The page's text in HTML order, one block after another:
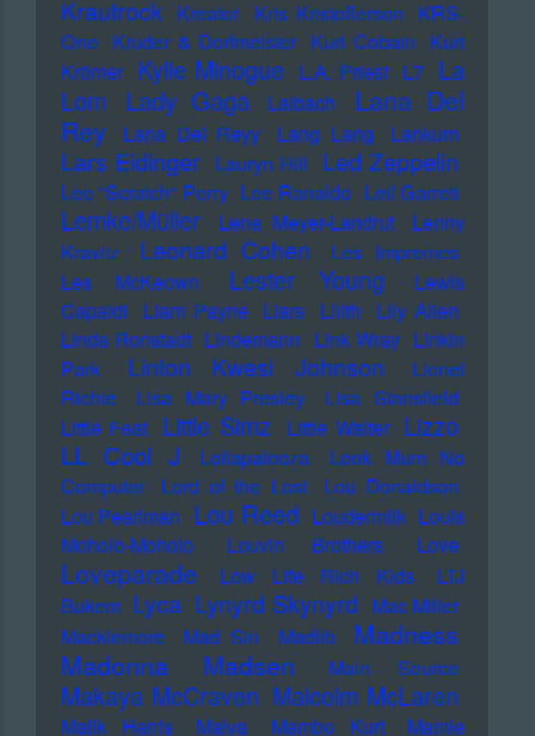
Krautrock Kreator Kris Kristofferson KRS-
One Kruder & Dorfmeister Kurt Cobain Kurt
Krömer Kylie Minogue L.A. Priest L7 La
Lom
Lady Gaga Laibach
Lana Del
Rey
Lana Del Reyy Lang Lang Lankum
Lars Eidinger Lauryn Hill Led Zeppelin
Lee "Scratch" Perry Lee Ranaldo Leif Garrett
Lemke/Müller Lena Meyer-Landrut
Lenny
Kravitz
Leonard Cohen
Les Impremes
Les McKeown
Lester Young
Lewis
Capaldi
Liam Payne Liars Lilith
Lily Allen
Linda Ronstadt Lindemann Link Wray Linkin
Park
Linton Kwesi Johnson
Lionel
Richie
Lisa Mary Presley
Lisa Stansfield
Little Feat Little Simz Little Walter Lizzo
LL Cool J Lollapalooza
Look Mum No
Computer
Lord of the Lost
Lou Donaldson
Lou Pearlman Lou Reed Loudermilk Louis
Moholo-Moholo
Louvin Brothers Love
Loveparade Low Life Rich Kids
LTJ
Bukem Lyca Lynyrd Skynyrd Mac Miller
Macklemore
Mad Sin Madlib
Madness
Madonna
Madsen Main Source
Makaya McCraven Malcolm McLaren
Malik Harris Malva Mambo Kurt
Mamie